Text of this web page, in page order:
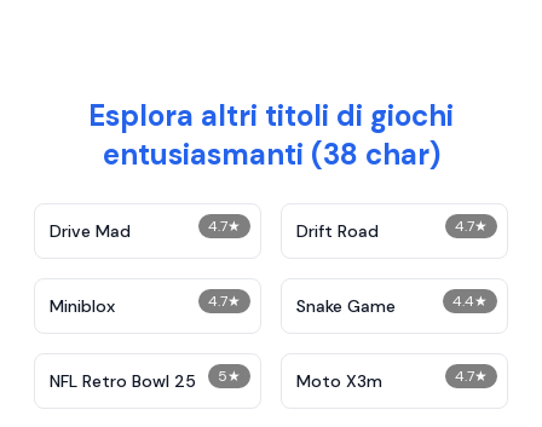
Esplora altri titoli di giochi
entusiasmanti (38 char)
4.7★
Drive Mad 4.7★
Drift Road
4.7★
Miniblox 4.4★
Snake Game
5★
NFL Retro Bowl 25 4.7★
Moto X3m